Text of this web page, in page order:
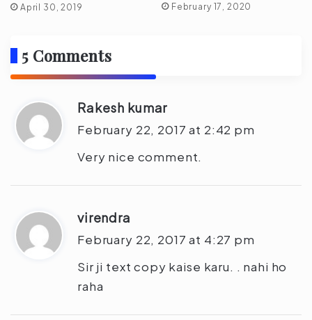
April 30, 2019 February 17, 2020
5 Comments
Rakesh kumar
a
:
February 22, 2017 at 2:42 pm
Very nice comment.
virendra
a
February 22, 2017 at 4:27 pm
Sir ji text copy kaise karu. . nahi ho
raha